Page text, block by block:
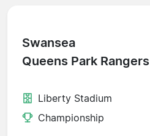
Swansea
Queens Park Rangers
Liberty Stadium
Championship